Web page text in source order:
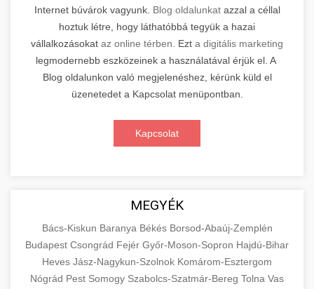
Internet búvárok vagyunk. Blog oldalunkatazzal a céllal
hoztuk létre, hogy láthatóbbá tegyük a hazai
vállalkozásokat az online térben. Ezt a digitális marketing
legmodernebb eszközeinek a használatával érjük el. A
Blog oldalunkon való megjelenéshez, kérünk küld el
üzenetedet a Kapcsolat menüpontban.
Kapcsolat
MEGYÉK
Bács-Kiskun Baranya Békés Borsod-Abaúj-Zemplén
Budapest Csongrád Fejér Győr-Moson-Sopron Hajdú-Bihar
Heves Jász-Nagykun-Szolnok Komárom-Esztergom
Nógrád Pest Somogy Szabolcs-Szatmár-Bereg Tolna Vas